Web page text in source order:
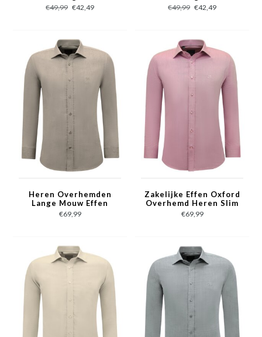
Casual Blanco - Paars
€49,99 €42,49
Casual Blanco - Groen
€49,99 €42,49
Heren Overhemden
Lange Mouw Effen
Oxford Slim Fit - Bruin
€69,99
Zakelijke Effen Oxford
Overhemd Heren Slim
fit - Fuchsia
€69,99